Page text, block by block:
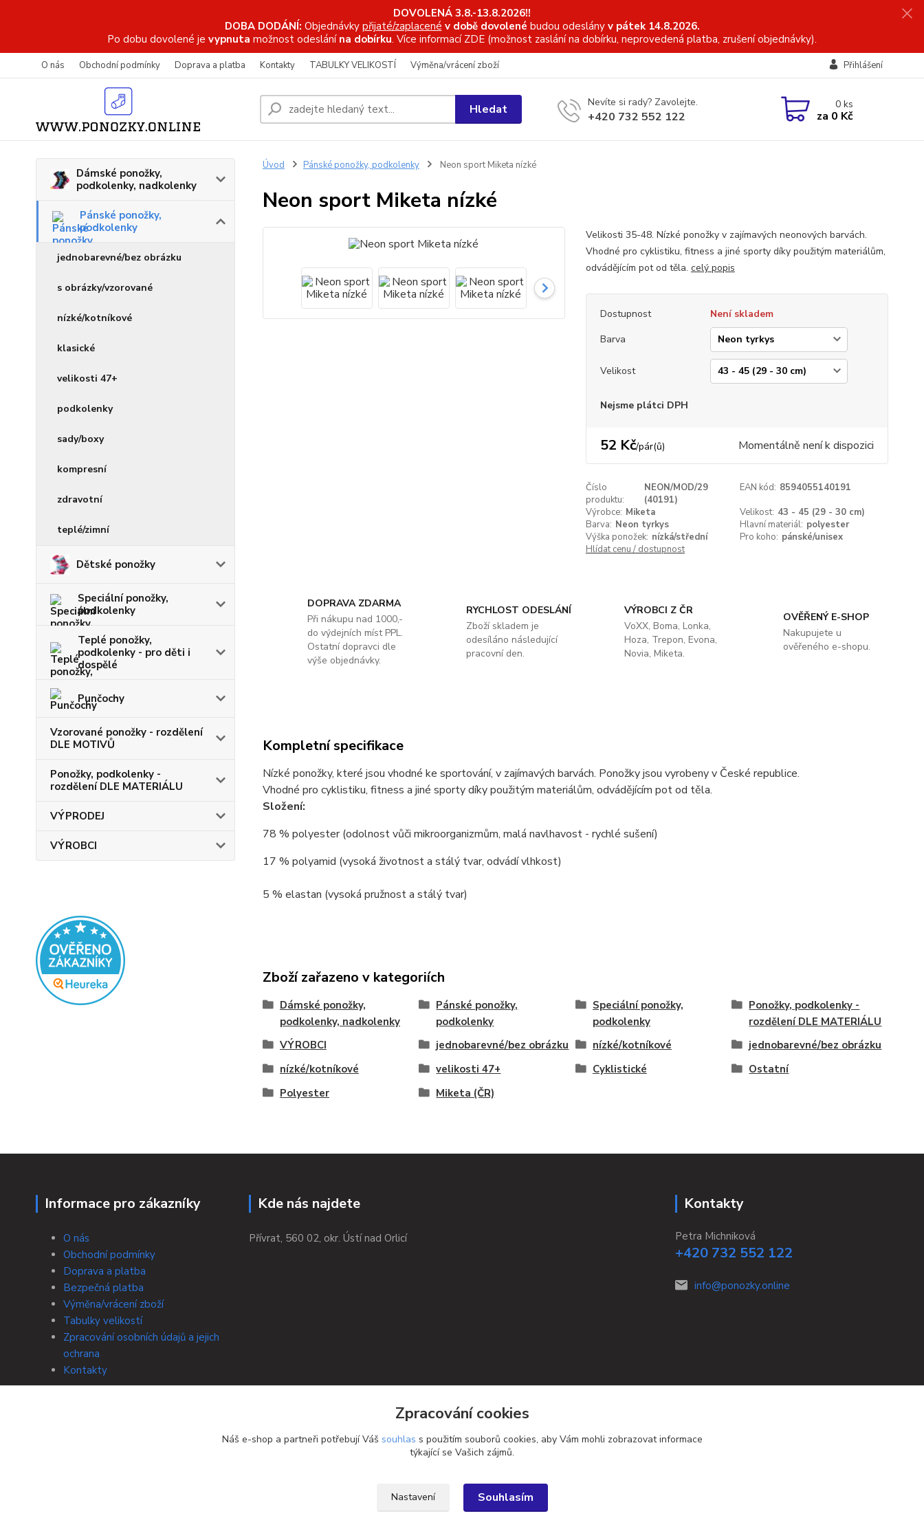
DOVOLENÁ 3.8.-13.8.2026!!
DOBA DODÁNÍ: Objednávky přijaté/zaplacené v době dovolené budou odeslány v pátek 14.8.2026.
Po dobu dovolené je vypnuta možnost odeslání na dobírku. Více informací ZDE (možnost zaslání na dobírku, neprovedená platba, zrušení objednávky).
O nás Obchodní podmínky Doprava a platba Kontakty TABULKY VELIKOSTÍ Výměna/vrácení zboží Přihlášení
Hledat Nevíte si rady? Zavolejte.
+420 732 552 122
0ks
za 0 Kč
Dámské ponožky,
podkolenky, nadkolenky
Pánské ponožky,
podkolenky
jednobarevné/bez obrázku
s obrázky/vzorované
nízké/kotníkové
klasické
velikosti 47+
podkolenky
sady/boxy
kompresní
zdravotní
teplé/zimní
Dětské ponožky
Speciální ponožky,
podkolenky
Teplé ponožky,
podkolenky - pro děti i
dospělé
Punčochy
Vzorované ponožky - rozdělení
DLE MOTIVŮ
Ponožky, podkolenky -
rozdělení DLE MATERIÁLU
VÝPRODEJ
VÝROBCI
Úvod Pánské ponožky, podkolenky Neon sport Miketa nízké
Neon sport Miketa nízké
Velikosti 35-48. Nízké ponožky v zajímavých neonových barvách.
Vhodné pro cyklistiku, fitness a jiné sporty díky použitým materiálům,
odvádějícím pot od těla. celý popis
Dostupnost
Není skladem
Barva
Velikost
Nejsme plátci DPH
52 Kč/pár(ů) Momentálně není k dispozici
Číslo
produktu:
NEON/MOD/29
(40191)
EAN kód: 8594055140191
Výrobce: Miketa Velikost: 43 - 45 (29 - 30 cm)
Barva: Neon tyrkys Hlavní materiál: polyester
Výška ponožek: nízká/střední Pro koho: pánské/unisex
Hlídat cenu / dostupnost
DOPRAVA ZDARMA
Při nákupu nad 1000,-
do výdejních míst PPL.
Ostatní dopravci dle
výše objednávky.
RYCHLOST ODESLÁNÍ
Zboží skladem je
odesíláno následující
pracovní den.
VÝROBCI Z ČR
VoXX, Boma, Lonka,
Hoza, Trepon, Evona,
Novia, Miketa.
OVĚŘENÝ E-SHOP
Nakupujete u
ověřeného e-shopu.
Kompletní specifikace
Nízké ponožky, které jsou vhodné ke sportování, v zajímavých barvách. Ponožky jsou vyrobeny v České republice.
Vhodné pro cyklistiku, fitness a jiné sporty díky použitým materiálům, odvádějícím pot od těla.
Složení:
78 % polyester (odolnost vůči mikroorganizmům, malá navlhavost - rychlé sušení)
17 % polyamid (vysoká životnost a stálý tvar, odvádí vlhkost)
5 % elastan (vysoká pružnost a stálý tvar)
Zboží zařazeno v kategoriích
Dámské ponožky,
podkolenky, nadkolenky
Pánské ponožky,
podkolenky
Speciální ponožky,
podkolenky
Ponožky, podkolenky -
rozdělení DLE MATERIÁLU
VÝROBCI
jednobarevné/bez obrázku nízké/kotníkové
jednobarevné/bez obrázku
nízké/kotníkové
velikosti 47+ Cyklistické
Ostatní
Polyester
Miketa (ČR)
Informace pro zákazníky
O nás
Obchodní podmínky
Doprava a platba
Bezpečná platba
Výměna/vrácení zboží
Tabulky velikostí
Zpracování osobních údajů a jejich
ochrana
Kontakty
Kde nás najdete
Přívrat, 560 02, okr. Ústí nad Orlicí
Kontakty
Petra Michniková
+420 732 552 122
info@ponozky.online
Zpracování cookies
Náš e-shop a partneři potřebují Váš souhlas s použitím souborů cookies, aby Vám mohli zobrazovat informace
týkající se Vašich zájmů.
Nastavení Souhlasím